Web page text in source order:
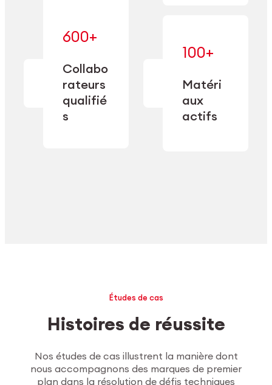
600+
Collabo
rateurs
qualifié
s
expertise
transformée
performance
100+
Matéri
aux
actifs
— maîtrisés
et adaptés
exigences
de chaque
secteur.
Études de cas
Histoires de réussite
Nos études de cas illustrent la manière dont
nous accompagnons des marques de premier
plan dans la résolution de défis techniques